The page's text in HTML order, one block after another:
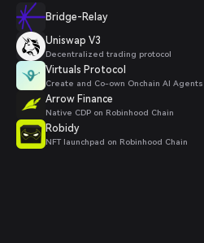
Bridge-Relay
Uniswap V3
Decentralized trading protocol
Virtuals Protocol
Create and Co-own Onchain AI Agents .
Arrow Finance
Native CDP on Robinhood Chain
Robidy
NFT launchpad on Robinhood Chain